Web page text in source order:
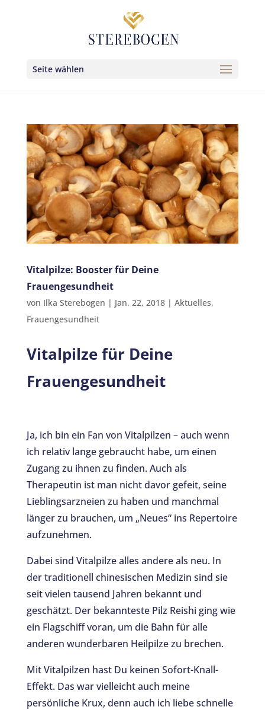
Seite wählen
Vitalpilze: Booster für Deine
Frauengesundheit
von Ilka Sterebogen | Jan. 22, 2018| Aktuelles,
Frauengesundheit
Vitalpilze für Deine
Frauengesundheit
Ja, ich bin ein Fan von Vitalpilzen – auch wenn
ich relativ lange gebraucht habe, um einen
Zugang zu ihnen zu finden. Auch als
Therapeutin ist man nicht davor gefeit, seine
Lieblingsarzneien zu haben und manchmal
länger zu brauchen, um „Neues“ ins Repertoire
aufzunehmen.
Dabei sind Vitalpilze alles andere als neu. In
der traditionell chinesischen Medizin sind sie
seit vielen tausend Jahren bekannt und
geschätzt. Der bekannteste Pilz Reishi ging wie
ein Flagschiff voran, um die Bahn für alle
anderen wunderbaren Heilpilze zu brechen.
Mit Vitalpilzen hast Du keinen Sofort-Knall-
Effekt. Das war vielleicht auch meine
persönliche Krux, denn auch ich liebe schnelle